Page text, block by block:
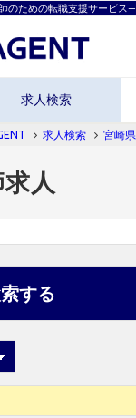
のための転職支援サービス―
求人検索
求人検索 宮崎県
人
する